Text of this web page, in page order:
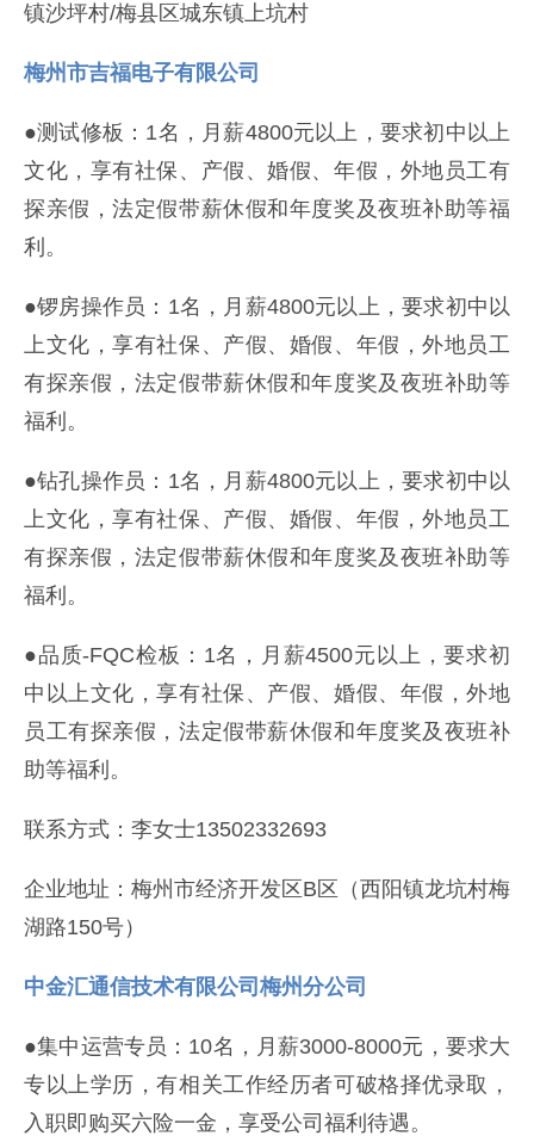
镇沙坪村/梅县区城东镇上坑村
梅州市吉福电子有限公司
●测试修板：1名，月薪4800元以上，要求初中以上
文化，享有社保、产假、婚假、年假，外地员工有
探亲假，法定假带薪休假和年度奖及夜班补助等福
利。
●锣房操作员：1名，月薪4800元以上，要求初中以
上文化，享有社保、产假、婚假、年假，外地员工
有探亲假，法定假带薪休假和年度奖及夜班补助等
福利。
●钻孔操作员：1名，月薪4800元以上，要求初中以
上文化，享有社保、产假、婚假、年假，外地员工
有探亲假，法定假带薪休假和年度奖及夜班补助等
福利。
●品质-FQC检板：1名，月薪4500元以上，要求初
中以上文化，享有社保、产假、婚假、年假，外地
员工有探亲假，法定假带薪休假和年度奖及夜班补
助等福利。
联系方式：李女士13502332693
企业地址：梅州市经济开发区B区（西阳镇龙坑村梅
湖路150号）
中金汇通信技术有限公司梅州分公司
●集中运营专员：10名，月薪3000-8000元，要求大
专以上学历，有相关工作经历者可破格择优录取，
入职即购买六险一金，享受公司福利待遇。